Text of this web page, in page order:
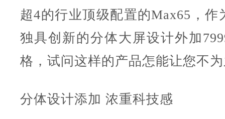
超4的行业顶级配置的Max65，作
独具创新的分体大屏设计外加
格，试问这样的产品怎能让您不
分体设计添加 浓重科技感